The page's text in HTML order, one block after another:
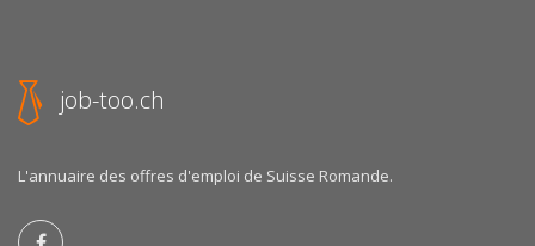
job-too.ch
L'annuaire des offres d'emploi de Suisse Romande.